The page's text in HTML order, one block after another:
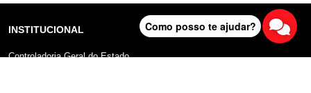
INSTITUCIONAL
Controladoria Geral do Estado
Como posso te ajudar?